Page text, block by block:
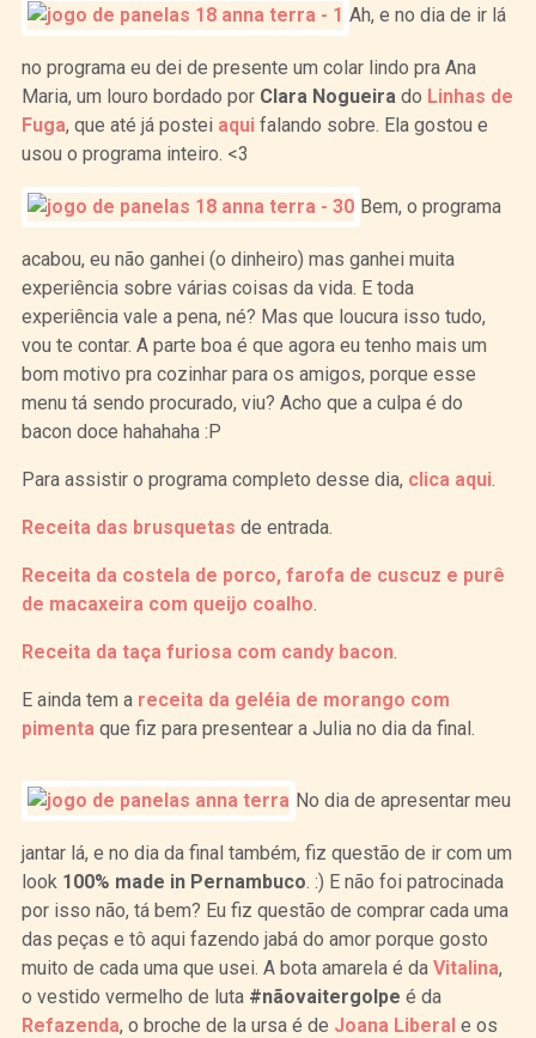
Ah, e no dia de ir lá
no programa eu dei de presente um colar lindo pra Ana
Maria, um louro bordado por Clara Nogueira do Linhas de
Fuga, que até já postei aquifalando sobre. Ela gostou e
usou o programa inteiro. <3
Bem, o programa
acabou, eu não ganhei (o dinheiro) mas ganhei muita
experiência sobre várias coisas da vida. E toda
experiência vale a pena, né? Mas que loucura isso tudo,
vou te contar. A parte boa é que agora eu tenho mais um
bom motivo pra cozinhar para os amigos, porque esse
menu tá sendo procurado, viu? Acho que a culpa é do
bacon doce hahahaha :P
Para assistir o programa completo desse dia, clica aqui.
Receita das brusquetas de entrada.
Receita da costela de porco, farofa de cuscuz e purê
de macaxeira com queijo coalho
Receita da taça furiosa com candy bacon.
E ainda tem a receita da geléia de morango com
pimenta que fiz para presentear a Julia no dia da final.
No dia de apresentar meu
jantar lá, e no dia da final também, fiz questão de ir com um
look 100% made in Pernambuco . :) E não foi patrocinada
por isso não, tá bem? Eu fiz questão de comprar cada uma
das peças e tô aqui fazendo jabá do amor porque gosto
muito de cada uma que usei. A bota amarela é da Vitalina,
o vestido vermelho de luta #nãovaitergolpe é da
Refazenda, o broche de la ursa é de Joana Liberale os